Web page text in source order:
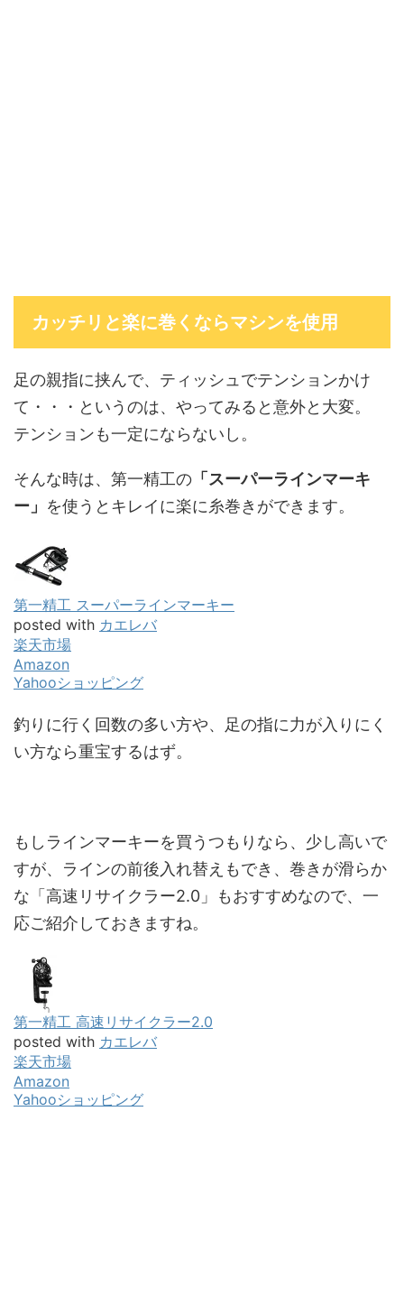
カッチリと楽に巻くならマシンを使用
足の親指に挟んで、ティッシュでテンションかけ
て・・・というのは、やってみると意外と大変。
テンションも一定にならないし。
そんな時は、第一精工の 「スーパーラインマーキ
ー」 を使うとキレイに楽に糸巻きができます。
第一精工 スーパーラインマーキー
posted with カエレバ
楽天市場
Amazon
Yahooショッピング
釣りに行く回数の多い方や、足の指に力が入りにく
い方なら重宝するはず。
もしラインマーキーを買うつもりなら、少し高いで
すが、ラインの前後入れ替えもでき、巻きが滑らか
な「高速リサイクラー2.0」もおすすめなので、一
応ご紹介しておきますね。
第一精工 高速リサイクラー2.0
posted with カエレバ
楽天市場
Amazon
Yahooショッピング